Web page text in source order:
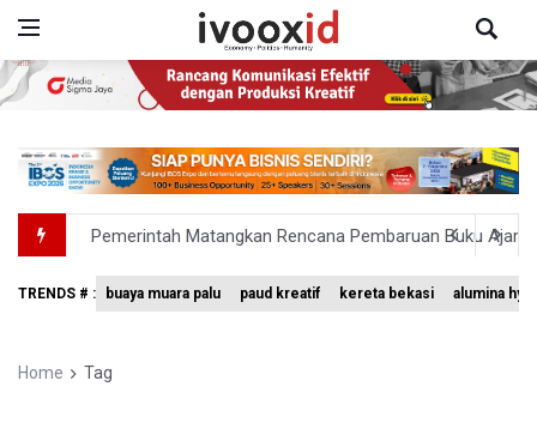
Pemerintah Matangkan Rencana Pembaruan Buku Ajar
Pendakian Gunung Gede Pangrango Ditutup karena
Perumnas Bangun Hunian Bersubsidi dengan Konsep
TRENDS # : buaya muara palu paud kreatif kereta bekasi alumina
Home Tag